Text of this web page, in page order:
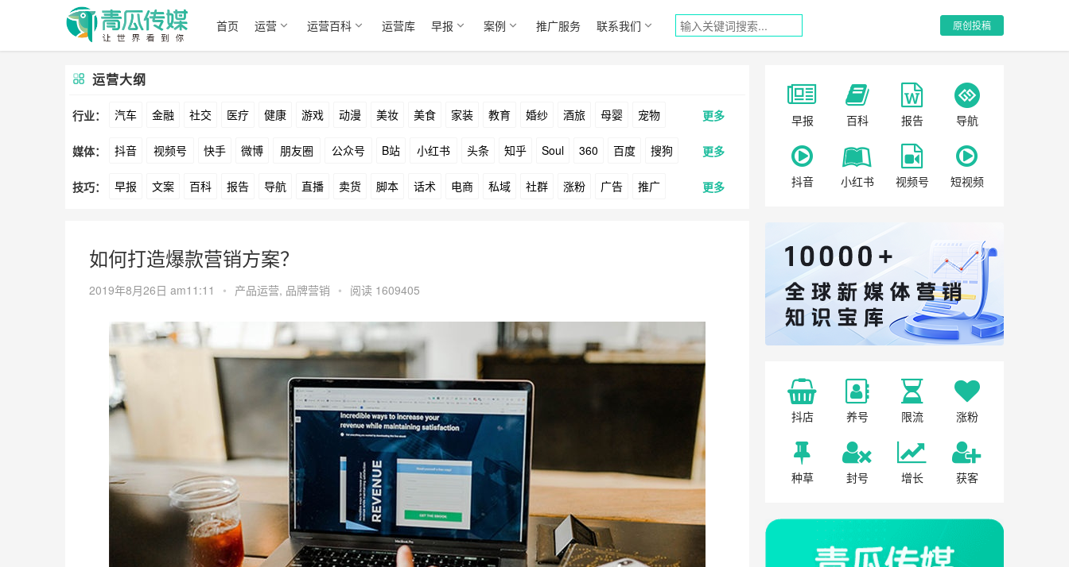
首页 运营 运营百科 运营库 早报 案例 推广服务 联系我们 原创投稿
运营大纲
行业： 汽车 金融 社交 医疗 健康 游戏 动漫 美妆 美食 家装 教育 婚纱 酒旅 母婴 宠物
文娱 跨境 科技 广告 元宇宙 房地产
更多
媒体： 抖音 视频号 快手 微博 朋友圈 公众号 B站 小红书 头条 知乎 Soul 360 百度 搜狗
爱奇艺 美柚 美图 最右 神马 谷歌 Facebook Tiktok YouTube Yahoo Bing
更多
技巧： 早报 文案 百科 报告 导航 直播 卖货 脚本 话术 电商 私域 社群 涨粉 广告 推广 更多
如何打造爆款营销方案？
2019年8月26日 am11:11 • 产品运营, 品牌营销 • 阅读 1609405
早报 百科 报告 导航
抖音 小红书 视频号 短视频
抖店 养号 限流 涨粉
种草 封号 增长 获客